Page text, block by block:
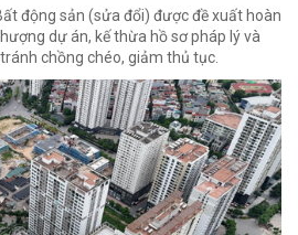
động sản (sửa đổi) được đề xuất hoàn
dự án, kế thừa hồ sơ pháp lý và
chồng chéo, giảm thủ tục.